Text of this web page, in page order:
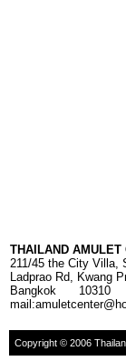
THAILAND AMULET
211/45 the City Villa,
Ladprao Rd, Kwang
Bangkok 10310
Copyright © 2006